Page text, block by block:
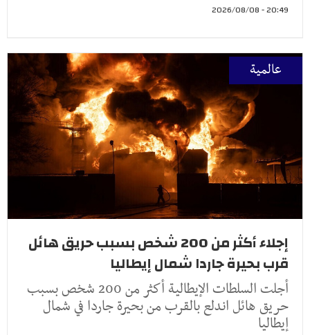
20:49 - 2026/08/08
عالمية
إجلاء أكثر من 200 شخص بسبب حريق هائل
قرب بحيرة جاردا شمال إيطاليا
أجلت السلطات الإيطالية أكثر من 200 شخص بسبب
حريق هائل اندلع بالقرب من بحيرة جاردا في شمال
إيطاليا